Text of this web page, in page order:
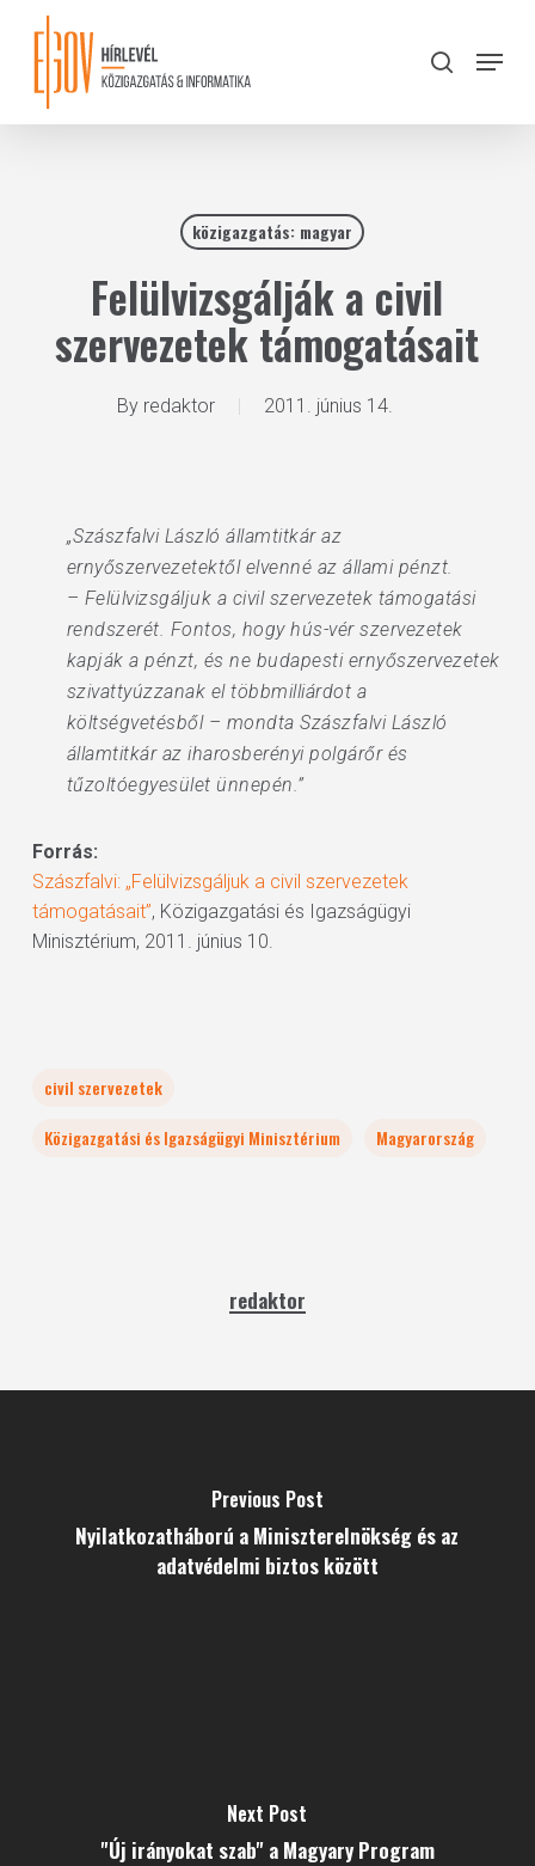
content
search
Menu
közigazgatás: magyar
Felülvizsgálják a civil
szervezetek támogatásait
By redaktor 2011. június 14.
„Szászfalvi László államtitkár az
ernyőszervezetektől elvenné az állami pénzt.
– Felülvizsgáljuk a civil szervezetek támogatási
rendszerét. Fontos, hogy hús-vér szervezetek
kapják a pénzt, és ne budapesti ernyőszervezetek
szivattyúzzanak el többmilliárdot a
költségvetésből – mondta Szászfalvi László
államtitkár az iharosberényi polgárőr és
tűzoltóegyesület ünnepén.”
Forrás:
Szászfalvi: „Felülvizsgáljuk a civil szervezetek
támogatásait”, Közigazgatási és Igazságügyi
Minisztérium, 2011. június 10.
civil szervezetek
Közigazgatási és Igazságügyi Minisztérium
Magyarország
redaktor
Previous Post
Nyilatkozatháború a Miniszterelnökség és az
adatvédelmi biztos között
Next Post
"Új irányokat szab" a Magyary Program
Close